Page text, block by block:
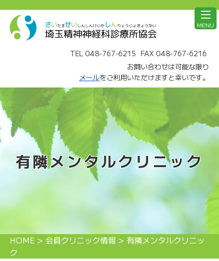
TEL 048-767-6215 FAX 048-767-6216
お問い合わせは可能な限り
メールをご利用いただけますと幸いです。
MENU
有隣メンタルクリニック
HOME > 会員クリニック情報 > 有隣メンタルクリニッ
ク